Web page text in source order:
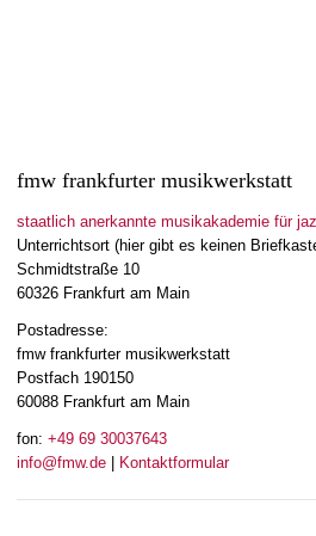
fmw frankfurter musikwerkstatt
staatlich anerkannte musikakademie für
Unterrichtsort (hier gibt es keinen
Schmidtstraße 10
60326 Frankfurt am Main
Postadresse:
fmw frankfurter musikwerkstatt
Postfach 190150
60088 Frankfurt am Main
fon: +49 69 30037643
info@fmw.de
Kontaktformular